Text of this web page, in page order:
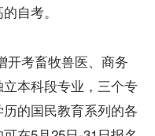
自考。
考畜牧兽医、商务
本科段专业，三个专
的国民教育系列的各